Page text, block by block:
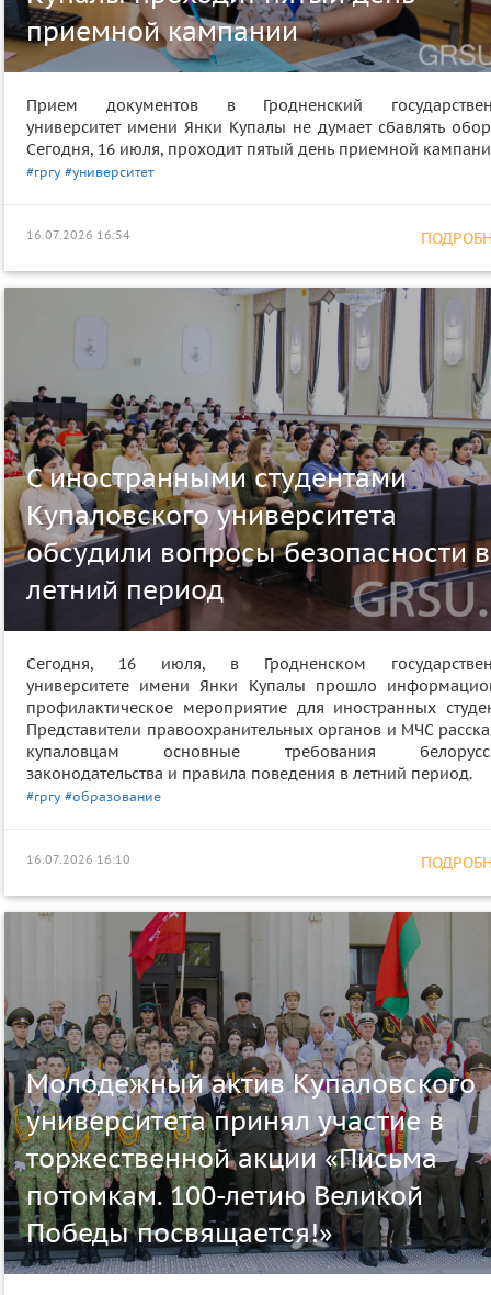
приемной кампании
Прием документов в Гродненский
университет имени Янки Купалы не думает сбавлять
Сегодня, 16 июля, проходит пятый день приемной
#гргу #университет
16.07.2026 16:54
С иностранными студентами
Купаловского университета
обсудили вопросы безопасности в
летний период
Сегодня, 16 июля, в Гродненском
университете имени Янки Купалы прошло
профилактическое мероприятие для иностранных
Представители правоохранительных органов и МЧС
купаловцам основные требования
законодательства и правила поведения в летний период.
#гргу #образование
16.07.2026 16:10
Молодежный актив Купаловского
университета принял участие в
торжественной акции «Письма
потомкам. 100-летию Великой
Победы посвящается!»